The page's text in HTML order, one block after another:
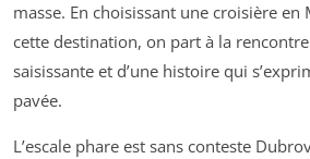
masse. En choisissant une croisière
cette destination, on part à la
saisissante et d’une histoire qui
pavée.
L’escale phare est sans conteste